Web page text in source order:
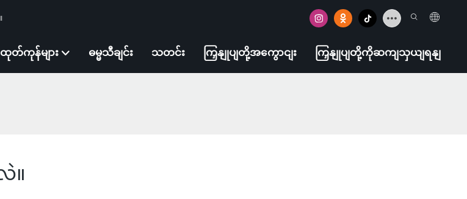
ထုတ်ကုန်များ ဓမ္မသီချင်း သတင်း ကြှနျုပျတို့အကွောငျး ကြှနျုပျတို့ကိုဆကျသှယျရနျ
။